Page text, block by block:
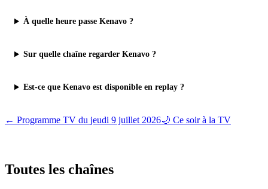
À quelle heure passe Kenavo ?
Sur quelle chaîne regarder Kenavo ?
Est-ce que Kenavo est disponible en replay ?
← Programme TV du jeudi 9 juillet 2026🌙 Ce soir à la TV
Toutes les chaînes